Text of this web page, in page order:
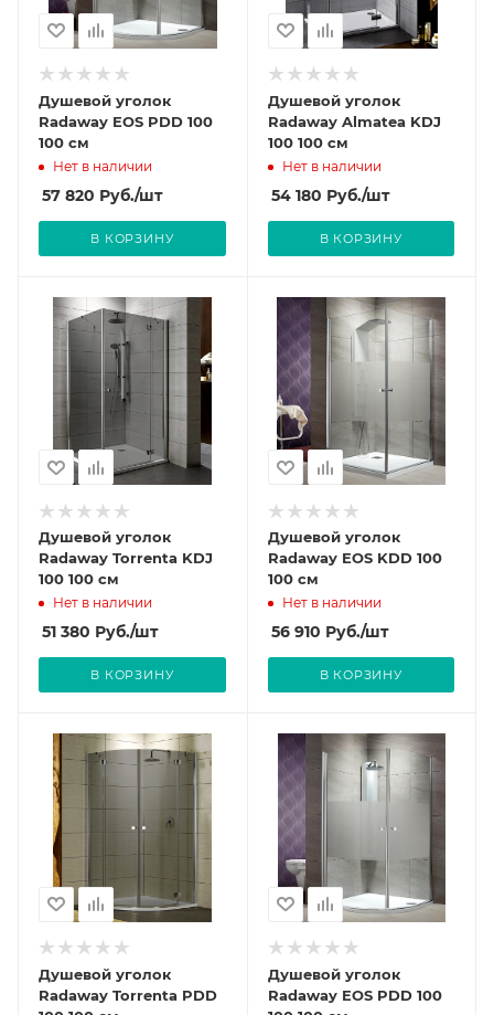
Душевой уголок
Radaway EOS PDD 100
100 см
Нет в наличии
57 820 Руб./шт
В КОРЗИНУ
Душевой уголок
Radaway Almatea KDJ
100 100 см
Нет в наличии
54 180 Руб./шт
В КОРЗИНУ
Душевой уголок
Radaway Torrenta KDJ
100 100 см
Нет в наличии
51 380 Руб./шт
В КОРЗИНУ
Душевой уголок
Radaway EOS KDD 100
100 см
Нет в наличии
56 910 Руб./шт
В КОРЗИНУ
Душевой уголок
Radaway Torrenta PDD
Душевой уголок
Radaway EOS PDD 100